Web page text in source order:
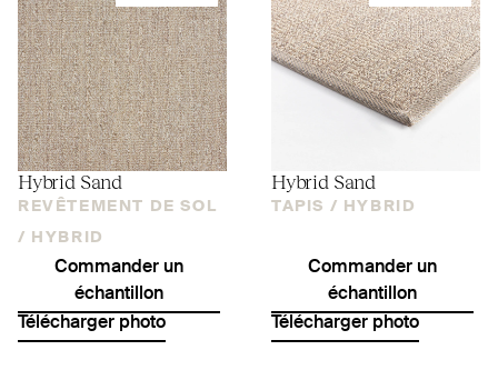
Hybrid Sand
REVÊTEMENT DE SOL
/
HYBRID
Commander un
échantillon
Télécharger photo
Hybrid Sand
TAPIS / HYBRID
Commander un
échantillon
Télécharger photo